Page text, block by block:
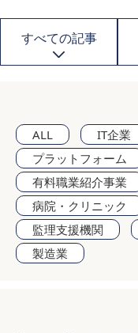
すべての記事
ALL IT企業
プラットフォーム
有料職業紹介事業
病院・クリニック
監理支援機関
製造業